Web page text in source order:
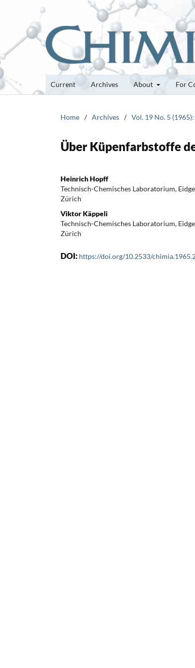
Current Archives About For
Home / Archives / Vol. 19 No. 5
Über Küpenfarbstoffe
Heinrich Hopff
Technisch-Chemisches Laboratorium,
Zürich
Viktor Käppeli
Technisch-Chemisches Laboratorium,
Zürich
DOI: https://doi.org/10.2533/